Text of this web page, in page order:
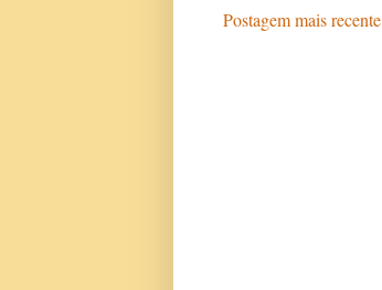
Postagem mais recente